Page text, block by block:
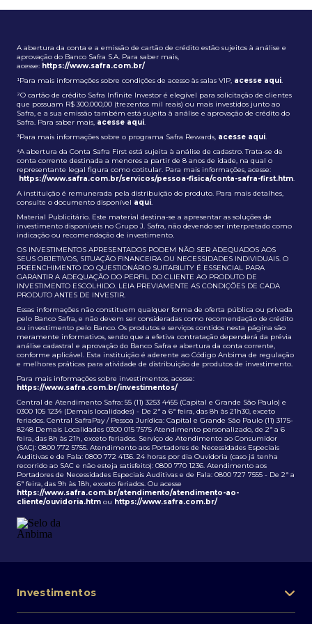
A abertura da conta e a emissão de cartão de crédito estão sujeitos à análise e
aprovação do Banco Safra S.A. Para saber mais,
acesse: https://www.safra.com.br/
¹Para mais informações sobre condições de acesso às salas VIP, acesse aqui.
²O cartão de crédito Safra Infinite Investor é elegível para solicitação de clientes
que possuam R$ 300.000,00 (trezentos mil reais) ou mais investidos junto ao
Safra, e a sua emissão também está sujeita à análise e aprovação de crédito do
Safra. Para saber mais, acesse aqui.
³Para mais informações sobre o programa Safra Rewards, acesse aqui.
⁴A abertura da Conta Safra First está sujeita à análise de cadastro. Trata-se de
conta corrente destinada a menores a partir de 8 anos de idade, na qual o
representante legal figura como cotitular. Para mais informações, acesse:
https://www.safra.com.br/servicos/pessoa-fisica/conta-safra-first.htm.
A instituição é remunerada pela distribuição do produto. Para mais detalhes,
consulte o documento disponível aqui.
Material Publicitário. Este material destina-se a apresentar as soluções de
investimento disponíveis no Grupo J. Safra, não devendo ser interpretado como
indicação ou recomendação de investimento.
OS INVESTIMENTOS APRESENTADOS PODEM NÃO SER ADEQUADOS AOS
SEUS OBJETIVOS, SITUAÇÃO FINANCEIRA OU NECESSIDADES INDIVIDUAIS. O
PREENCHIMENTO DO QUESTIONÁRIO SUITABILITY É ESSENCIAL PARA
GARANTIR A ADEQUAÇÃO DO PERFIL DO CLIENTE AO PRODUTO DE
INVESTIMENTO ESCOLHIDO. LEIA PREVIAMENTE AS CONDIÇÕES DE CADA
PRODUTO ANTES DE INVESTIR.
Essas informações não constituem qualquer forma de oferta pública ou privada
pelo Banco Safra, e não devem ser consideradas como recomendação de crédito
ou investimento pelo Banco. Os produtos e serviços contidos nesta página são
meramente informativos, sendo que a efetiva contratação dependerá da prévia
análise cadastral e aprovação do Banco Safra e abertura da conta corrente,
conforme aplicável. Esta instituição é aderente ao Código Anbima de regulação
e melhores práticas para atividade de distribuição de produtos de investimento.
Para mais informações sobre investimentos, acesse:
https://www.safra.com.br/investimentos/
Central de Atendimento Safra: 55 (11) 3253 4455 (Capital e Grande São Paulo) e
0300 105 1234 (Demais localidades) - De 2ª a 6ª feira, das 8h às 21h30, exceto
feriados. Central SafraPay / Pessoa Jurídica: Capital e Grande São Paulo (11) 3175-
8248 Demais Localidades 0300 015 7575 Atendimento personalizado, de 2ª a 6
feira, das 8h às 21h, exceto feriados. Serviço de Atendimento ao Consumidor
(SAC): 0800 772 5755. Atendimento aos Portadores de Necessidades Especiais
Auditivas e de Fala: 0800 772 4136. 24 horas por dia Ouvidoria (caso já tenha
recorrido ao SAC e não esteja satisfeito): 0800 770 1236. Atendimento aos
Portadores de Necessidades Especiais Auditivas e de Fala: 0800 727 7555 - De 2ª a
6ª feira, das 9h às 18h, exceto feriados. Ou acesse
https://www.safra.com.br/atendimento/atendimento-ao-
cliente/ouvidoria.htm ou https://www.safra.com.br/
Investimentos